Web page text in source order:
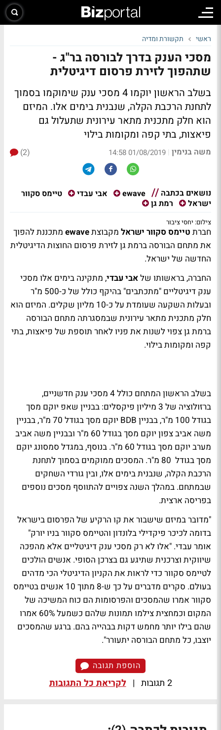
ראשי תקשורת ומדיה
מסכי הענק בדרך לבורסה בר"ג -
שתהפוך לזירת פרסום דיגיטלית
בשלב הראשון יוקמו 4 מסכי ענק שימוקמו בסמוך
לתחנת הרכבת הקלה, שנבנית בימים אלו. המיזם
הוא חלק מתכנית מתאר עירונית שתעלול גם
פיאצות, בתי קפה ומקומות בילוי
משה בנימין |
01/08/2019 14:58
(2)
נושאים בכתבה ewave אבי עבדי
טיימס סקוור
ישראל
רמת גן
צילום: יחסי ציבור
חברת טיימס סקוור ישראל מקבוצתewave מתכננת להפוך
את מתחם הבורסה ברמת גן לזירת פרסום החוצות הדיגיטלית
החדשה של ישראל.
החברה, בראשותו שלאבי עבדי, מתקינה בימים אלו מסכי
ענק דיגיטליים "מתכתבים" בהיקף כולל של כ-500 מ"ר
ובעלות השקעה שעומדת על כ-10 מליון שקלים. המיזם הוא
חלק מתכנית מתאר עירונית שבמסגרתה מתחם הבורסה
ברמת גן צפוי לשנות את פניו לאחר תוספת של פיאצות, בתי
קפה ומקומות בילוי.
בשלב הראשון המתחם כולל 4 מסכי ענק חדשניים,
ברזולוציה של 3 מיליון פיקסלים: בבניין שאפ יוקם מסך
בגודל 100 מ"ר, בבניין BDB יוקם מסך בגודל 70 מ"ר, בבניין
משה אביב צפון יוקם מסך בגודל 60 מ"ר ובבניין משה אביב
מערב יוקם מסך בגודל 60 מ"ר. בנוסף, במגדל סמסונג יוקם
מסך בגודל 80 מ"ר. המסכים ממוקמים בסמוך לתחנת
הרכבת הקלה, שנבנית בימים אלו, ובין גורדי השחקים
שבמתחם. במהלך השנה צפויים להתווסף מסכים נוספים
בפריסה ארצית.
"מדובר במיזם שישבור את קו הרקיע של הפרסום בישראל
בדומה לכיכר פיקדילי בלונדון והטיימס סקוור בניו יורק"
אומר עבדי. "אלו לא רק מסכי ענק דיגיטליים אלא מהפכה
שיווקית וצרכנית שתיגע גם בצרכן הסופי. אנשים הולכים
לטיימס סקוור כדי לראות את הקניון הדיגיטלי הכי מדהים
בעולם. סקרים מדברים על כך ש-8 מתוך 10 אנשים בטיימס
סקוור אמרו שהמסכים והפרסומות הם כוח המשיכה של
המקום וכמחצית צילמו תמונות שלהם כשמעל 60% אמרו
שהם בילו יותר מחמש דקות בבהייה בהם. ברגע שהמסכים
יוצבו, כל מתחם הבורסה יתעורר".
הוספת תגובה
2 תגובות | לקריאת כל התגובות